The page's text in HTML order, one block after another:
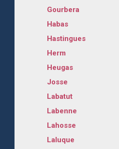
Gourbera
Habas
Hastingues
Herm
Heugas
Josse
Labatut
Labenne
Lahosse
Laluque